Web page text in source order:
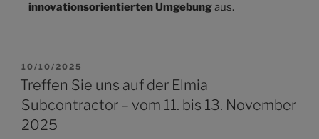
innovationsorientierten Umgebungaus.
10/10/2025
Treffen Sie uns auf der Elmia
Subcontractor – vom 11. bis 13. November
2025